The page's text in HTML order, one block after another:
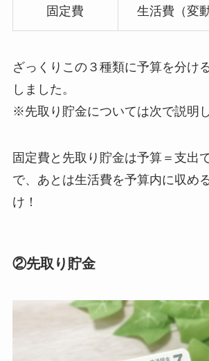
固定費 生活費（変
ざっくりこの３種類に予算を分け
しました。
※先取り貯金については次で説明し
固定費と先取り貯金は予算＝支出
で、あとは生活費を予算内に収め
け！
②先取り貯金